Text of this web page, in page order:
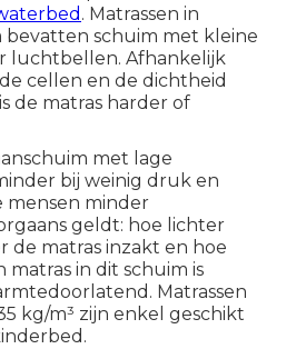
. Matrassen in
schuim met kleine
luchtbellen. Afhankelijk
cellen en de dichtheid
de matras harder of
met lage
bij weinig druk en
mensen minder
geldt: hoe lichter
de matras inzakt en hoe
matras in dit schuim is
Matrassen
kg/m³ zijn enkel geschikt